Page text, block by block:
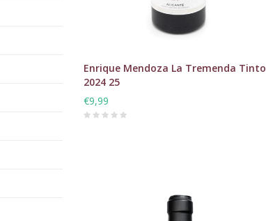
Enrique Mendoza La Tremenda Tinto
2024 25
€9,99